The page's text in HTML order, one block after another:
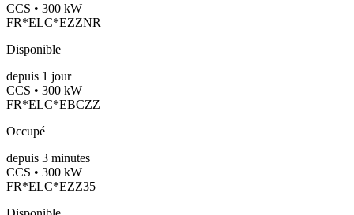
CCS • 300 kW
FR*ELC*EZZNR
Disponible
depuis 1 jour
CCS • 300 kW
FR*ELC*EBCZZ
Occupé
depuis 3 minutes
CCS • 300 kW
FR*ELC*EZZ35